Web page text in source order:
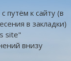
путём к сайту (в
в закладки)
site"
внизу